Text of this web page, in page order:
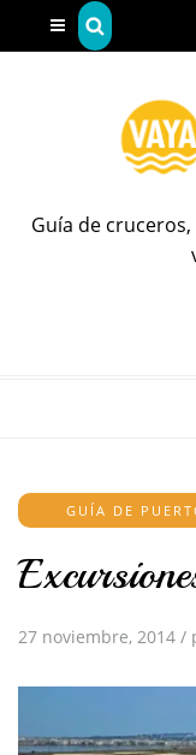
Guía de
GUÍA DE
27 noviembre, 2014 /